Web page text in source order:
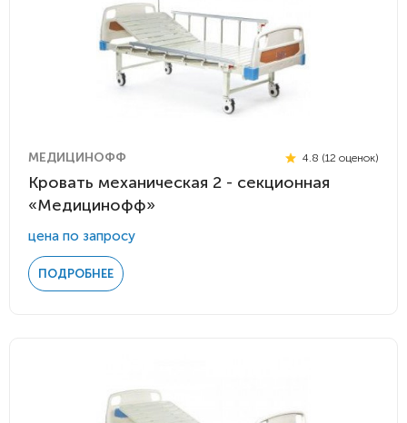
МЕДИЦИНОФФ 4.8 (12 оценок)
Кровать механическая 2 - секционная
«Медицинофф»
цена по запросу
ПОДРОБНЕЕ